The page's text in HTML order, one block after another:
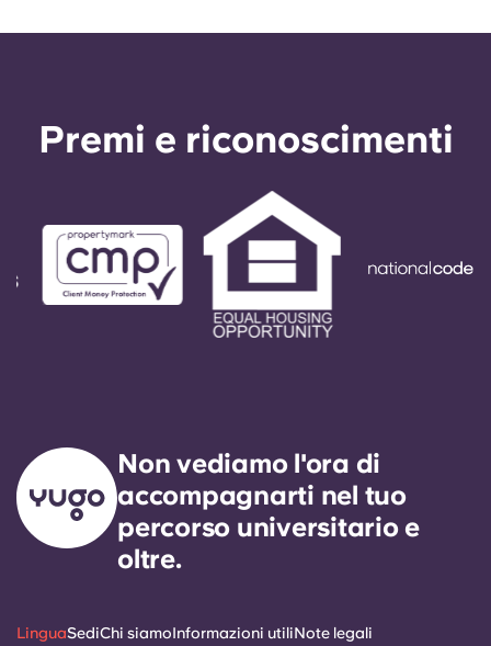
Premi e riconoscimenti
Non vediamo l'ora di
accompagnarti nel tuo
percorso universitario e
oltre.
LinguaSediChi siamoInformazioni utiliNote legali